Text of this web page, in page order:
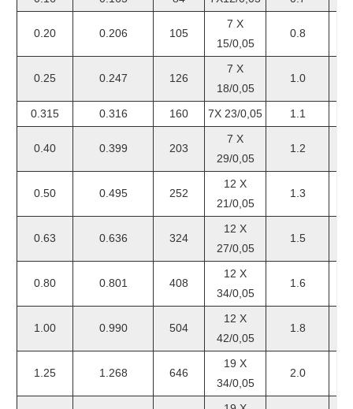
0.20 0.206 105
7 X
15/0,05
0.8
0.25 0.247 126
7 X
18/0,05
1.0
0.315 0.316 160 7X 23/0,05 1.1
0.40 0.399 203
7 X
29/0,05
1.2
0.50 0.495 252
12 X
21/0,05
1.3
0.63 0.636 324
12 X
27/0,05
1.5
0.80 0.801 408
12 X
34/0,05
1.6
1.00 0.990 504
12 X
42/0,05
1.8
1.25 1.268 646
19 X
34/0,05
2.0